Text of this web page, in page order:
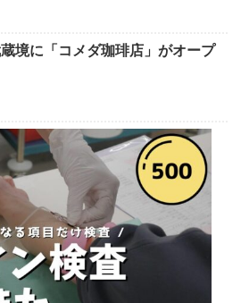
境に「コメダ珈琲店」がオープ